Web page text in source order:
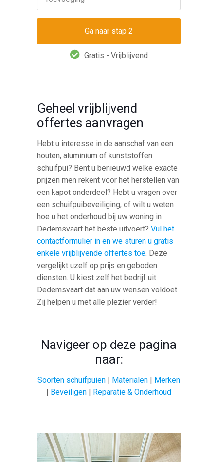
Gratis - Vrijblijvend
Geheel vrijblijvend
offertes aanvragen
Hebt u interesse in de aanschaf van een
houten, aluminium of kunststoffen
schuifpui? Bent u benieuwd welke exacte
prijzen men rekent voor het herstellen van
een kapot onderdeel? Hebt u vragen over
een schuifpuibeveiliging, of wilt u weten
hoe u het onderhoud bij uw woning in
Dedemsvaart het beste uitvoert?Vul het
contactformulier in en we sturen u gratis
enkele vrijblijvende offertes toe. Deze
vergelijkt uzelf op prijs en geboden
diensten. U kiest zelf het bedrijf uit
Dedemsvaart dat aan uw wensen voldoet.
Zij helpen u met alle plezier verder!
Navigeer op deze pagina
naar:
Soorten schuifpuien | Materialen | Merken
| Beveiligen | Reparatie & Onderhoud